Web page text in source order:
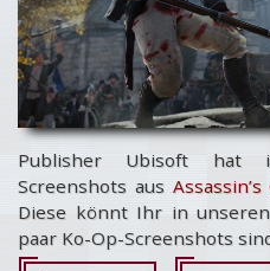
Publisher Ubisoft hat
Screenshots aus
Diese könnt Ihr in
paar Ko-Op-Screenshots